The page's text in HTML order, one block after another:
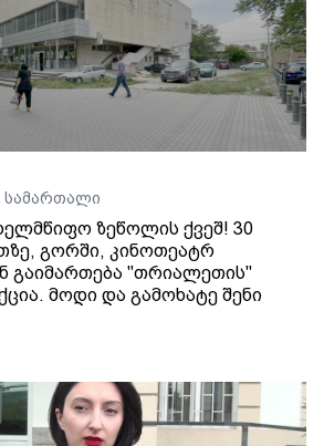
სამართალი
ზეწოლის ქვეშ! 30
გორში, კინოთეატრ
გაიმართება "თრიალეთის"
მოდი და გამოხატე შენი